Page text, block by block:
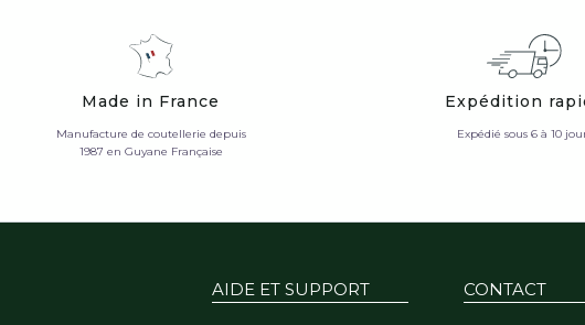
Made in France
Manufacture de coutellerie depuis
1987 en Guyane Française
Expédition
Expédié sous 6 à 10
AIDE ET SUPPORT CONTACT